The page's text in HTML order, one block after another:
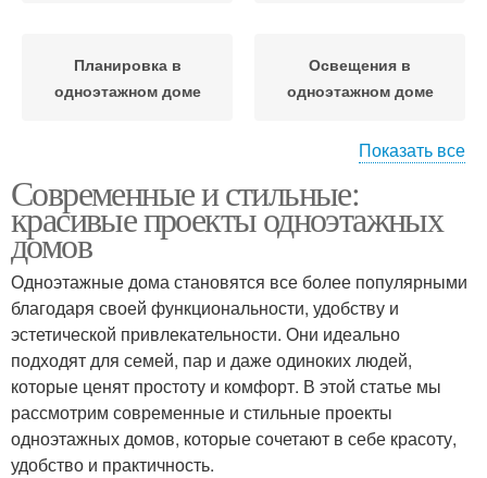
Планировка в
одноэтажном доме
Освещения в
одноэтажном доме
одноэтажном доме
Дом без использования
Дом из пеноблока Двухэтажный дом
Дом из газобетона Дешевый дом
Показать все
Современные и стильные:
красивые проекты одноэтажных
домов
Одноэтажные дома становятся все более популярными
благодаря своей функциональности, удобству и
эстетической привлекательности. Они идеально
подходят для семей, пар и даже одиноких людей,
которые ценят простоту и комфорт. В этой статье мы
рассмотрим современные и стильные проекты
одноэтажных домов, которые сочетают в себе красоту,
удобство и практичность.